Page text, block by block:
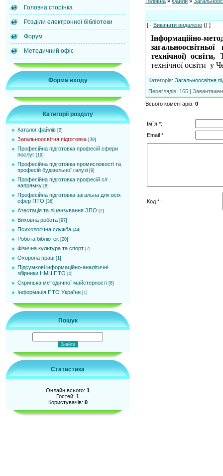
Головна сторінка
Розділи електронної бібліотеки
Форум
Методичний офіс
Форма входу
Категорії розділу
Каталог файлів [2]
Загальноосвітня підготовка [39]
Професійна підготовка професій сфери
послуг [19]
Професійна підготовка промисловості та
професій будівельної галузі [9]
Професійна підготовка професій с/г
напрямку [8]
Професійна підготовка загальна для всіх
сфер ПТО [36]
Атестація та ліцензування ЗПО [2]
Виховна робота [97]
Психологічна служба [44]
Робота бібліотек [20]
Фізична культура та спорт [7]
Охорона праці [1]
Підсумкові інформаційно-аналітичні
збірники НМЦ ПТО [0]
Cкринька методичної майстерності [6]
Інформація ПТО України [1]
Пошук
Статистика
Онлайн всього: 1
Гостей: 1
Користувачів: 0
[ · Викачати видалено () ]
Інформаційно-
технічної) освіти,
технічної освіти у
Категорія: Загальноосвітня
Переглядів: 165
Всього коментарів: 0
Ім`я *:
Email *:
Код *: